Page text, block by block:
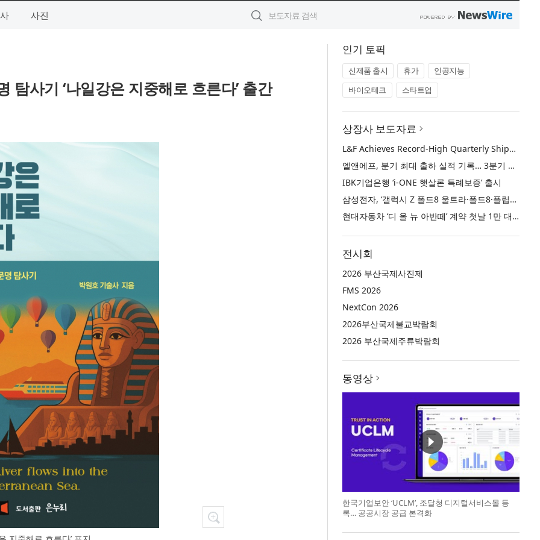
사진
사기 ‘나일강은 지중해로 흐른다’ 출간
인기 토픽
신제품 출시 휴가
인공지능
바이오테크
스타트업
상장사 보도자료
L&F Achieves Record-High Quarterly Shipments, Begins LFP Supply for North American ESS in Q3 Advancing its Two-Track NCM and LFP Growth Strategy
엘앤에프, 분기 최대 출하 실적 기록… 3분기 북미 ESS향 LFP 공급 착수 NCM+LFP ‘2-Track’ 성장 전략 실현
IBK기업은행 ‘i-ONE 햇살론 특례보증’ 출시
삼성전자, ‘갤럭시 Z 폴드8 울트라·폴드8·플립8’과 ‘갤럭시 워치 울트라2·워치9’ 국내 공식 출시
현대자동차 ‘디 올 뉴 아반떼’ 계약 첫날 1만 대 돌파
전시회
2026 부산국제사진제
FMS 2026
NextCon 2026
2026부산국제불교박람회
2026 부산국제주류박람회
동영상
한국기업보안 ‘UCLM’, 조달청 디지털서비스몰 등
록… 공공시장 공급 본격화